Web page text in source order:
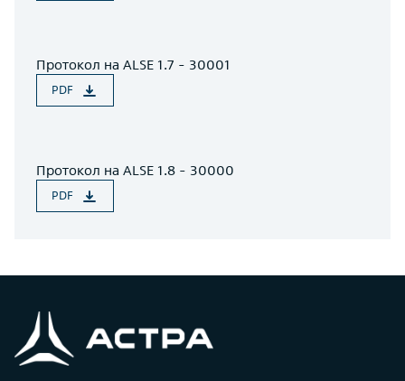
Протокол на ALSE 1.7 - 30001
PDF
Протокол на ALSE 1.8 - 30000
PDF